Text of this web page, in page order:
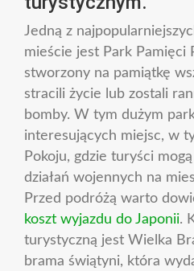
Jedną z
mieście jest Park Pamięci
stworzony na pamiątkę
stracili życie lub zostali
bomby. W tym dużym
interesujących miejsc, w
Pokoju, gdzie turyści
działań wojennych na
Przed podróżą warto
koszt wyjazdu do Japonii.
turystyczną jest Wielka
brama świątyni, która